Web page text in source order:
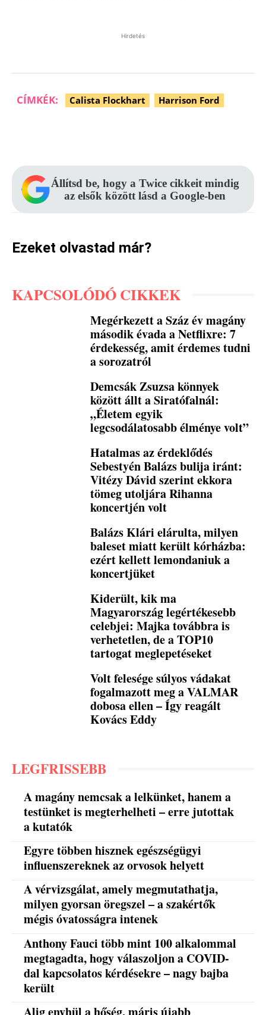
Hirdetés
CÍMKÉK: Calista Flockhart Harrison Ford
Állítsd be, hogy a Twice cikkeit mindig
az elsők között lásd a Google-ben
Ezeket olvastad már?
KAPCSOLÓDÓ CIKKEK
Megérkezett a Száz év magány
második évada a Netflixre: 7
érdekesség, amit érdemes tudni
a sorozatról
Demcsák Zsuzsa könnyek
között állt a Siratófalnál:
„Életem egyik
legcsodálatosabb élménye volt”
Hatalmas az érdeklődés
Sebestyén Balázs bulija iránt:
Vitézy Dávid szerint ekkora
tömeg utoljára Rihanna
koncertjén volt
Balázs Klári elárulta, milyen
baleset miatt került kórházba:
ezért kellett lemondaniuk a
koncertjüket
Kiderült, kik ma
Magyarország legértékesebb
celebjei: Majka továbbra is
verhetetlen, de a TOP10
tartogat meglepetéseket
Volt felesége súlyos vádakat
fogalmazott meg a VALMAR
dobosa ellen – Így reagált
Kovács Eddy
LEGFRISSEBB
A magány nemcsak a lelkünket, hanem a
testünket is megterhelheti – erre jutottak
a kutatók
Egyre többen hisznek egészségügyi
influenszereknek az orvosok helyett
A vérvizsgálat, amely megmutathatja,
milyen gyorsan öregszel – a szakértők
mégis óvatosságra intenek
Anthony Fauci több mint 100 alkalommal
megtagadta, hogy válaszoljon a COVID-
dal kapcsolatos kérdésekre – nagy bajba
került